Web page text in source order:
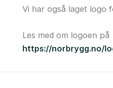
Vi har også laget logo
Les med om logoen på
https://norbrygg.no/